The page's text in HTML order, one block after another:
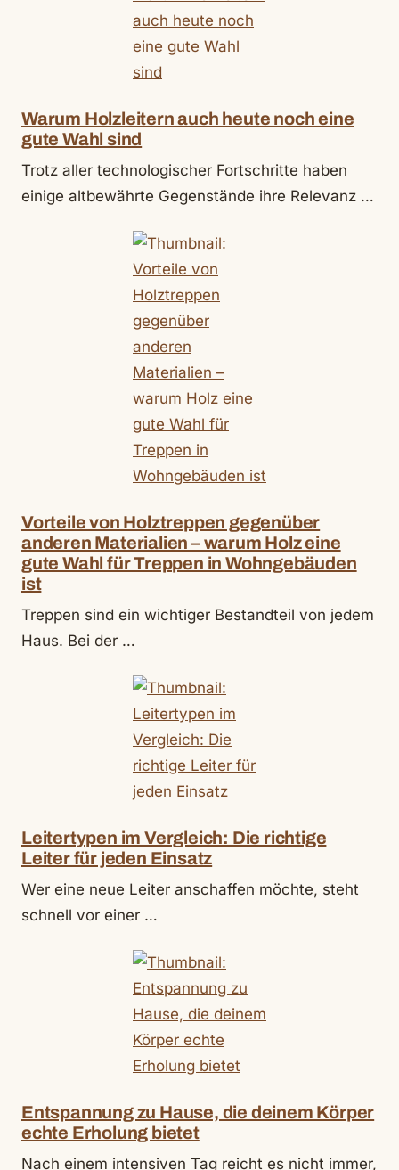
Warum Holzleitern auch heute noch eine
gute Wahl sind
Trotz aller technologischer Fortschritte haben
einige altbewährte Gegenstände ihre Relevanz …
Vorteile von Holztreppen gegenüber
anderen Materialien – warum Holz eine
gute Wahl für Treppen in Wohngebäuden
ist
Treppen sind ein wichtiger Bestandteil von jedem
Haus. Bei der …
Leitertypen im Vergleich: Die richtige
Leiter für jeden Einsatz
Wer eine neue Leiter anschaffen möchte, steht
schnell vor einer …
Entspannung zu Hause, die deinem Körper
echte Erholung bietet
Nach einem intensiven Tag reicht es nicht immer,